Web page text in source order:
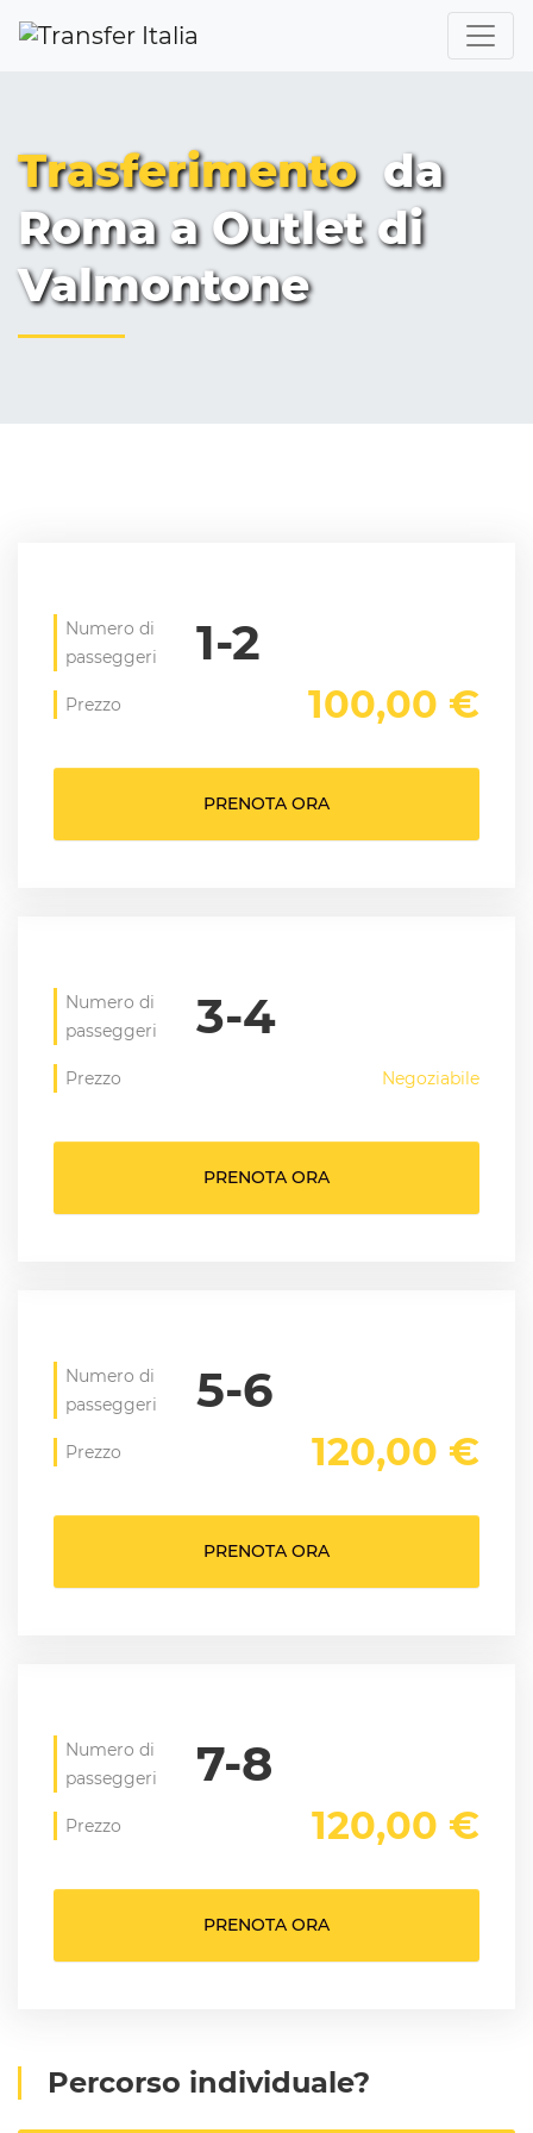
Trasferimentoda
Roma a Outlet di
Valmontone
Numero di
passeggeri
1-2
Prezzo 100,00 €
PRENOTA ORA
Numero di
passeggeri
3-4
Prezzo Negoziabile
PRENOTA ORA
Numero di
passeggeri
5-6
Prezzo 120,00 €
PRENOTA ORA
Numero di
passeggeri
7-8
Prezzo 120,00 €
PRENOTA ORA
Percorso individuale?